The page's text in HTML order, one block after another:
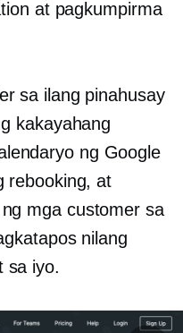
at pagkumpirma
sa ilang pinahusay
kakayahang
ng Google
rebooking, at
mga customer sa
nilang
sa iyo.